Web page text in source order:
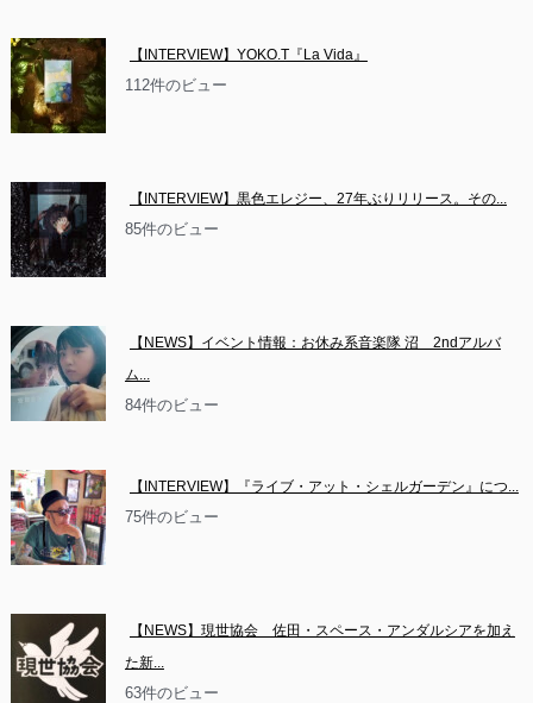
【INTERVIEW】YOKO.T『La Vida』
112件のビュー
【INTERVIEW】黒色エレジー、27年ぶりリリース。その...
85件のビュー
【NEWS】イベント情報：お休み系音楽隊 沼　2ndアルバ
ム...
84件のビュー
【INTERVIEW】『ライブ・アット・シェルガーデン』につ...
75件のビュー
【NEWS】現世協会　佐田・スペース・アンダルシアを加え
た新...
63件のビュー